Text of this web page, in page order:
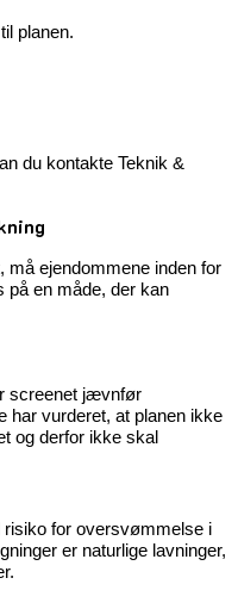
planen.
du kontakte Teknik &
må ejendommene inden for
på en måde, der kan
screenet jævnfør
har vurderet, at planen ikke
og derfor ikke skal
risiko for oversvømmelse i
er naturlige lavninger,